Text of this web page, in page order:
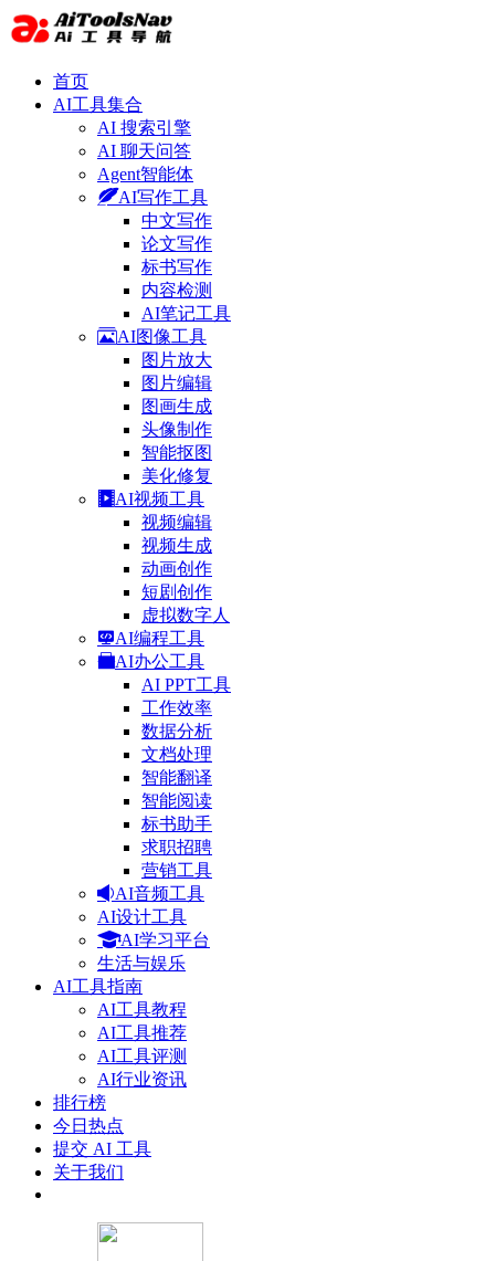
首页
AI工具集合
AI 搜索引擎
AI 聊天问答
Agent智能体
AI写作工具
中文写作
论文写作
标书写作
内容检测
AI笔记工具
AI图像工具
图片放大
图片编辑
图画生成
头像制作
智能抠图
美化修复
AI视频工具
视频编辑
视频生成
动画创作
短剧创作
虚拟数字人
AI编程工具
AI办公工具
AI PPT工具
工作效率
数据分析
文档处理
智能翻译
智能阅读
标书助手
求职招聘
营销工具
AI音频工具
AI设计工具
AI学习平台
生活与娱乐
AI工具指南
AI工具教程
AI工具推荐
AI工具评测
AI行业资讯
排行榜
今日热点
提交 AI 工具
关于我们